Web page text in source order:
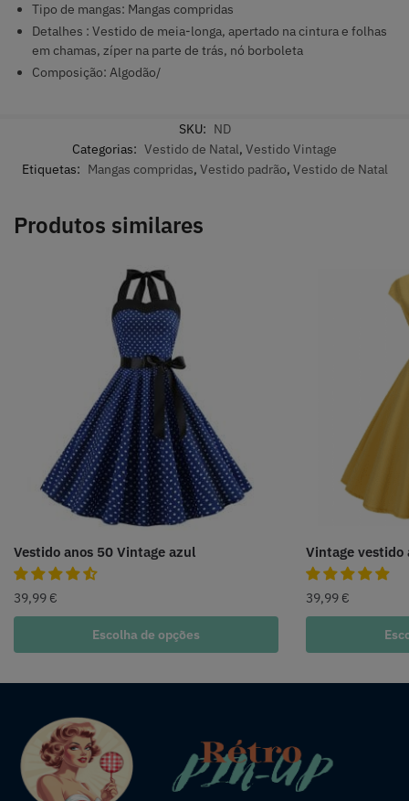
Tipo de mangas: Mangas compridas
Detalhes : Vestido de meia-longa, apertado na cintura e folhas
em chamas, zíper na parte de trás, nó borboleta
Composição: Algodão/
SKU: ND
Categorias: Vestido de Natal, Vestido Vintage
Etiquetas: Mangas compridas, Vestido padrão, Vestido de Natal
Produtos similares
Vestido anos 50 Vintage azul
39,99 €
Escolha de opções
Vintage vestido
39,99 €